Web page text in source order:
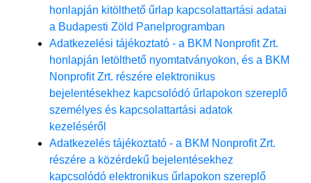
honlapján kitölthető űrlap kapcsolattartási adatai
a Budapesti Zöld Panelprogramban
Adatkezelési tájékoztató - a BKM Nonprofit Zrt.
honlapján letölthető nyomtatványokon, és a BKM
Nonprofit Zrt. részére elektronikus
bejelentésekhez kapcsolódó űrlapokon szereplő
személyes és kapcsolattartási adatok
kezeléséről
Adatkezelés tájékoztató - a BKM Nonprofit Zrt.
részére a közérdekű bejelentésekhez
kapcsolódó elektronikus űrlapokon szereplő